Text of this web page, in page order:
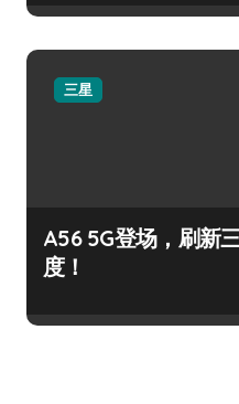
三星
A56 5G登场，刷新
度！